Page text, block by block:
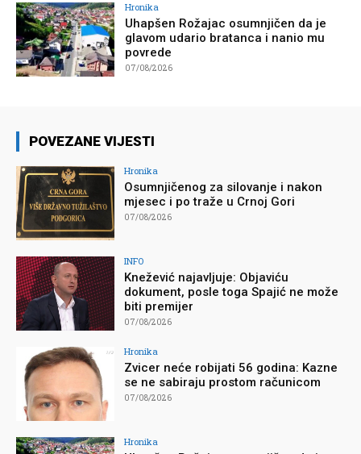
Hronika
Uhapšen Rožajac osumnjičen da je
glavom udario bratanca i nanio mu
povrede
07/08/2026
POVEZANE VIJESTI
Hronika
Osumnjičenog za silovanje i nakon
mjesec i po traže u Crnoj Gori
07/08/2026
INFO
Knežević najavljuje: Objaviću
dokument, posle toga Spajić ne može
biti premijer
07/08/2026
Hronika
Zvicer neće robijati 56 godina: Kazne
se ne sabiraju prostom računicom
07/08/2026
Hronika